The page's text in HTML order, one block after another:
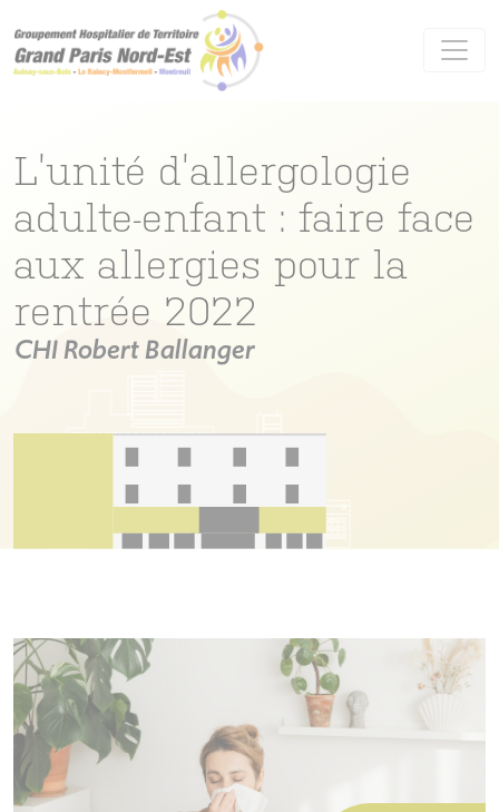
L’unité d’allergologie
adulte-enfant : faire face
aux allergies pour la
rentrée 2022
CHI Robert Ballanger
Panneau de gestion des cookies